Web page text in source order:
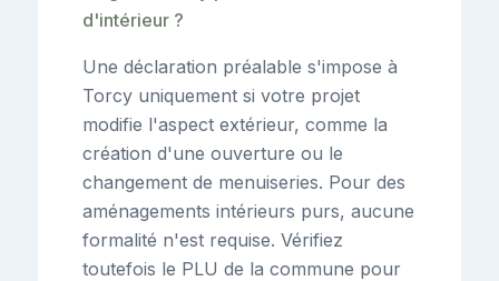
d'intérieur ?
Une déclaration préalable s'impose à
Torcy uniquement si votre projet
modifie l'aspect extérieur, comme la
création d'une ouverture ou le
changement de menuiseries. Pour des
aménagements intérieurs purs, aucune
formalité n'est requise. Vérifiez
toutefois le PLU de la commune pour